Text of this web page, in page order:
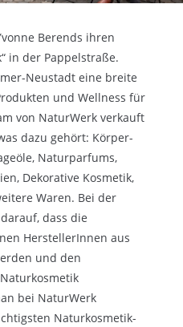
Berends ihren
in der Pappelstraße.
Neustadt eine breite
und Wellness für
von NaturWerk verkauft
dazu gehört: Körper-
Naturparfums,
Dekorative Kosmetik,
Waren. Bei der
dass die
HerstellerInnen aus
und den
bei NaturWerk
Naturkosmetik-